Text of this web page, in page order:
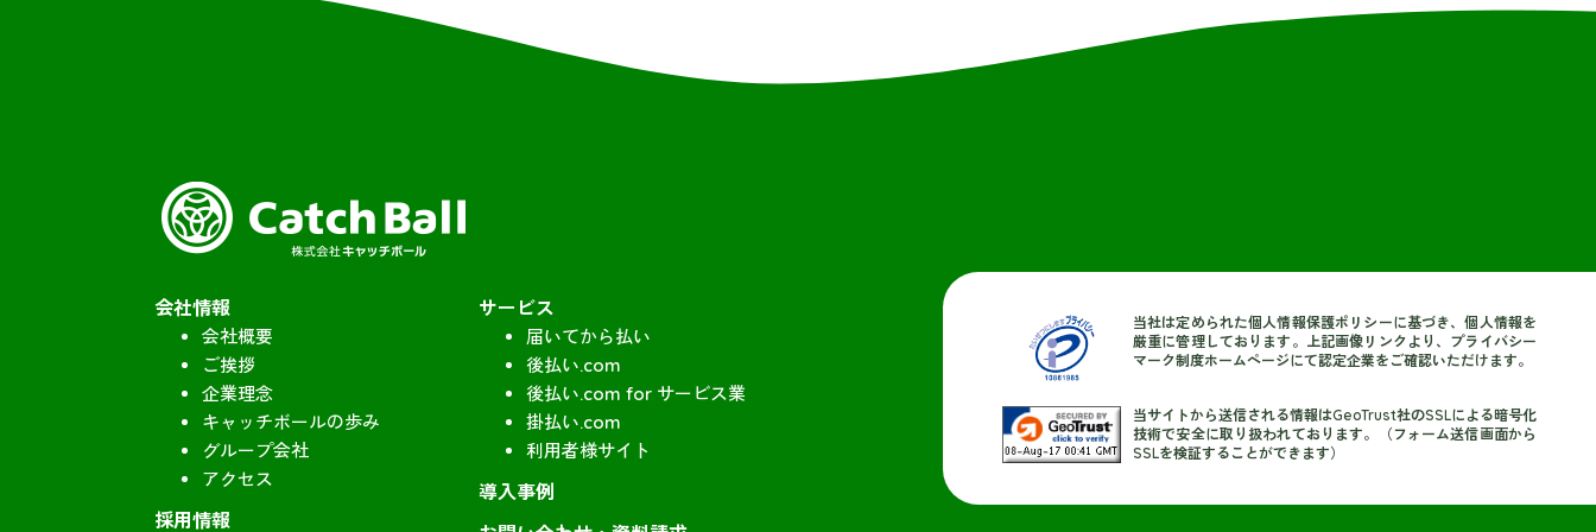
会社情報
会社概要
ご挨拶
企業理念
キャッチボールの歩み
グループ会社
アクセス
採用情報
サービス
届いてから払い
後払い.com
後払い.com for サービス業
掛払い.com
利用者様サイト
導入事例
当社は定められた個人情報保護ポリシーに基づき、個人情報を
厳重に管理しております。上記画像リンクより、プライバシー
マーク制度ホームページにて認定企業をご確認いただけます。
当サイトから送信される情報はGeoTrust社のSSLによる暗号化
技術で安全に取り扱われております。（フォーム送信画面から
SSLを検証することができます）